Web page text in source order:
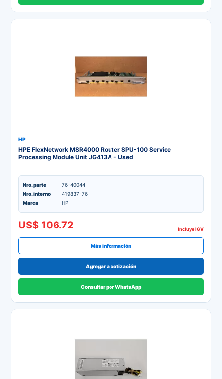
HP
HPE FlexNetwork MSR4000 Router SPU-100 Service
Processing Module Unit JG413A - Used
Nro. parte
76-40044
Nro. interno
419837-76
Marca
HP
US$ 106.72 Incluye IGV
Más información
Agregar a cotización
Consultar por WhatsApp